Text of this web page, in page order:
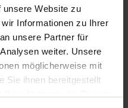
unsere Website zu
Informationen zu Ihrer
unsere Partner für
weiter. Unsere
möglicherweise mit
Sie ihnen bereitgestellt
km
/ 245 PS